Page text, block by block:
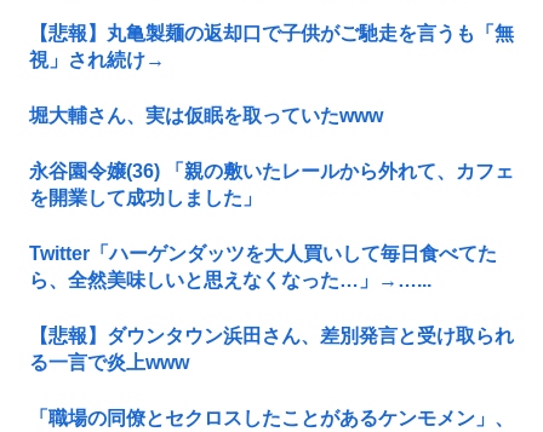
【悲報】丸亀製麺の返却口で子供がご馳走を言うも「無
視」され続け→
堀大輔さん、実は仮眠を取っていたwww
永谷園令嬢(36) 「親の敷いたレールから外れて、カフェ
を開業して成功しました」
Twitter「ハーゲンダッツを大人買いして毎日食べてた
ら、全然美味しいと思えなくなった…」→…...
【悲報】ダウンタウン浜田さん、差別発言と受け取られ
る一言で炎上www
「職場の同僚とセクロスしたことがあるケンモメン」、